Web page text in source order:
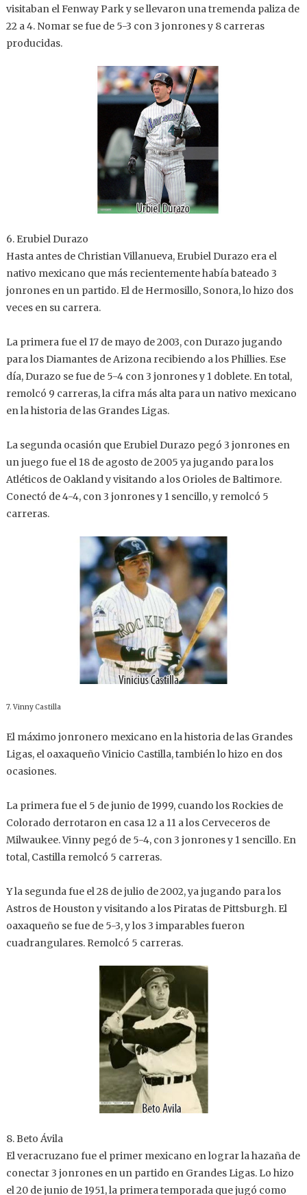
visitaban el Fenway Park y se llevaron una tremenda paliza de
22 a 4. Nomar se fue de 5-3 con 3 jonrones y 8 carreras
producidas.
6. Erubiel Durazo
Hasta antes de Christian Villanueva, Erubiel Durazo era el
nativo mexicano que más recientemente había bateado 3
jonrones en un partido. El de Hermosillo, Sonora, lo hizo dos
veces en su carrera.
La primera fue el 17 de mayo de 2003, con Durazo jugando
para los Diamantes de Arizona recibiendo a los Phillies. Ese
día, Durazo se fue de 5-4 con 3 jonrones y 1 doblete. En total,
remolcó 9 carreras, la cifra más alta para un nativo mexicano
en la historia de las Grandes Ligas.
La segunda ocasión que Erubiel Durazo pegó 3 jonrones en
un juego fue el 18 de agosto de 2005 ya jugando para los
Atléticos de Oakland y visitando a los Orioles de Baltimore.
Conectó de 4-4, con 3 jonrones y 1 sencillo, y remolcó 5
carreras.
7. Vinny Castilla
El máximo jonronero mexicano en la historia de las Grandes
Ligas, el oaxaqueño Vinicio Castilla, también lo hizo en dos
ocasiones.
La primera fue el 5 de junio de 1999, cuando los Rockies de
Colorado derrotaron en casa 12 a 11 a los Cerveceros de
Milwaukee. Vinny pegó de 5-4, con 3 jonrones y 1 sencillo. En
total, Castilla remolcó 5 carreras.
Y la segunda fue el 28 de julio de 2002, ya jugando para los
Astros de Houston y visitando a los Piratas de Pittsburgh. El
oaxaqueño se fue de 5-3, y los 3 imparables fueron
cuadrangulares. Remolcó 5 carreras.
8. Beto Ávila
El veracruzano fue el primer mexicano en lograr la hazaña de
conectar 3 jonrones en un partido en Grandes Ligas. Lo hizo
el 20 de junio de 1951, la primera temporada que jugó como